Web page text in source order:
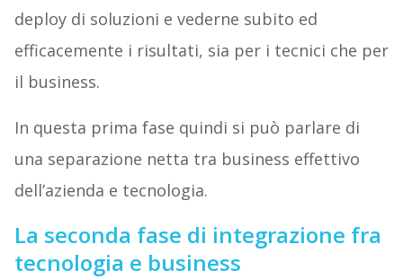
deploy di soluzioni e vederne subito ed
efficacemente i risultati, sia per i tecnici che per
il business.
In questa prima fase quindi si può parlare di
una separazione netta tra business effettivo
dell’azienda e tecnologia.
La seconda fase di integrazione fra
tecnologia e business